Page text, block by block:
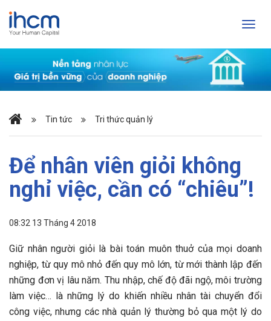
Tin tức Tri thức quản lý
Để nhân viên giỏi không
nghỉ việc, cần có “chiêu”!
08:32 13 Tháng 4 2018
Giữ nhân người giỏi là bài toán muôn thuở của mọi doanh
nghiệp, từ quy mô nhỏ đến quy mô lớn, từ mới thành lập đến
những đơn vị lâu năm. Thu nhập, chế độ đãi ngộ, môi trường
làm việc… là những lý do khiến nhiều nhân tài chuyển đổi
công việc, nhưng các nhà quản lý thường bỏ qua một lý do